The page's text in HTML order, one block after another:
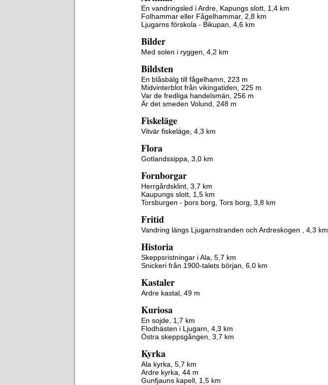
En vandringsled i Ardre, Kapungs slott, 1,4 km
Folhammar eller Fågelhammar, 2,8 km
Ljugarns förskola - Bikupan, 4,6 km
Bilder
Med solen i ryggen, 4,2 km
Bildsten
En blåsbälg till fågelhamn, 223 m
Midvinterblot från vikingatiden, 225 m
Var de fredliga handelsmän, 256 m
Är det smeden Volund, 248 m
Fiskeläge
Vitvär fiskeläge, 4,3 km
Flora
Gotlandssippa, 3,0 km
Fornborgar
Herrgårdsklint, 3,7 km
Kaupungs slott, 1,5 km
Torsburgen - þors borg, Tors borg, 3,8 km
Fritid
Vandring längs Ljugarnstranden och Ardreskogen , 4,3 km
Historia
Skeppsristningar i Ala, 5,7 km
Snickeri från 1900-talets början, 6,0 km
Kastaler
Ardre kastal, 49 m
Kuriosa
En sojde, 1,7 km
Flodhästen i Ljugarn, 4,3 km
Östra skeppsgången, 3,7 km
Kyrka
Ala kyrka, 5,7 km
Ardre kyrka, 44 m
Gunfjauns kapell, 1,5 km